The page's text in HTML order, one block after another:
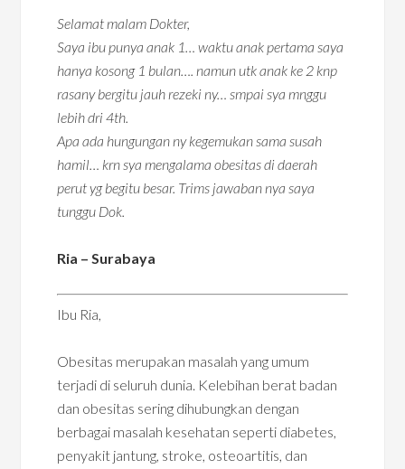
Selamat malam Dokter,
Saya ibu punya anak 1… waktu anak pertama saya
hanya kosong 1 bulan…. namun utk anak ke 2 knp
rasany bergitu jauh rezeki ny… smpai sya mnggu
lebih dri 4th.
Apa ada hungungan ny kegemukan sama susah
hamil… krn sya mengalama obesitas di daerah
perut yg begitu besar. Trims jawaban nya saya
tunggu Dok.
Ria – Surabaya
Ibu Ria,
Obesitas merupakan masalah yang umum
terjadi di seluruh dunia. Kelebihan berat badan
dan obesitas sering dihubungkan dengan
berbagai masalah kesehatan seperti diabetes,
penyakit jantung, stroke, osteoartitis, dan